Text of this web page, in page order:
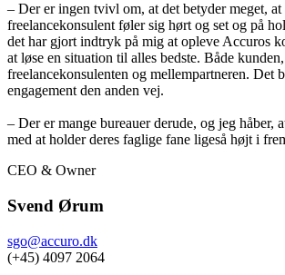
– Der er ingen tvivl om, at det betyder meget, at
freelancekonsulent føler sig hørt og set og på
det har gjort indtryk på mig at opleve Accuros
at løse en situation til alles bedste. Både kunden,
freelancekonsulenten og mellempartneren. Det
engagement den anden vej.
– Der er mange bureauer derude, og jeg håber,
med at holder deres faglige fane ligeså højt i
CEO & Owner
Svend Ørum
sgo@accuro.dk
(+45) 4097 2064